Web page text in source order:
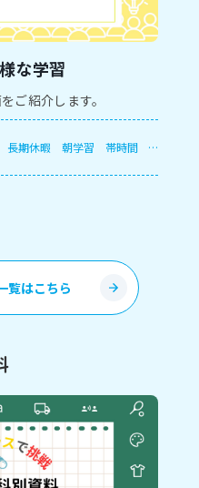
な学習
ご紹介します。
長期休暇 朝学習 帯時間
覧はこちら